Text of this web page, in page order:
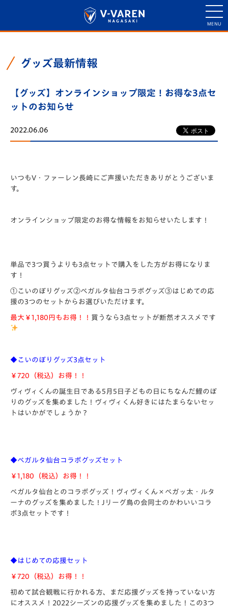
グッズ最新情報
【グッズ】オンラインショップ限定！お得な3点セ
ットのお知らせ
2022.06.06
いつもV・ファーレン長崎にご声援いただきありがとうございま
す。
オンラインショップ限定のお得な情報をお知らせいたします！
単品で3つ買うよりも3点セットで購入をした方がお得になりま
す！
①こいのぼりグッズ②ベガルタ仙台コラボグッズ③はじめての応
援の3つのセットからお選びいただけます。
最大￥1,180円もお得！！ 買うなら3点セットが断然オススメです
◆こいのぼりグッズ3点セット
￥720（税込）お得！！
ヴィヴィくんの誕生日である5月5日子どもの日にちなんだ鯉のぼ
りのグッズを集めました！ヴィヴィくん好きにはたまらないセッ
トはいかがでしょうか？
◆ベガルタ仙台コラボグッズセット
￥1,180（税込）お得！！
ベガルタ仙台とのコラボグッズ！ヴィヴィくん×ベガッ太・ルタ
ーナのグッズを集めました！Jリーグ鳥の会同士のかわいいコラ
ボ3点セットです！
◆はじめての応援セット
￥720（税込）お得！！
初めて試合観戦に行かれる方、まだ応援グッズを持っていない方
にオススメ！2022シーズンの応援グッズを集めました！この3つ